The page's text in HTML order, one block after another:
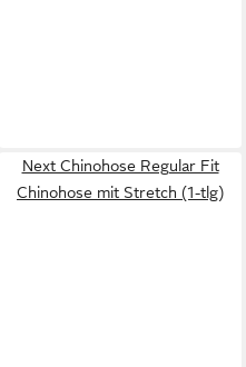
Next Chinohose Regular Fit
Chinohose mit Stretch (1-tlg)